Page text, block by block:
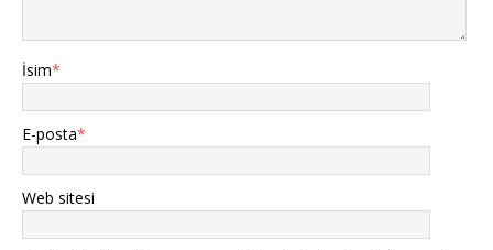
İsim*
E-posta*
Web sitesi